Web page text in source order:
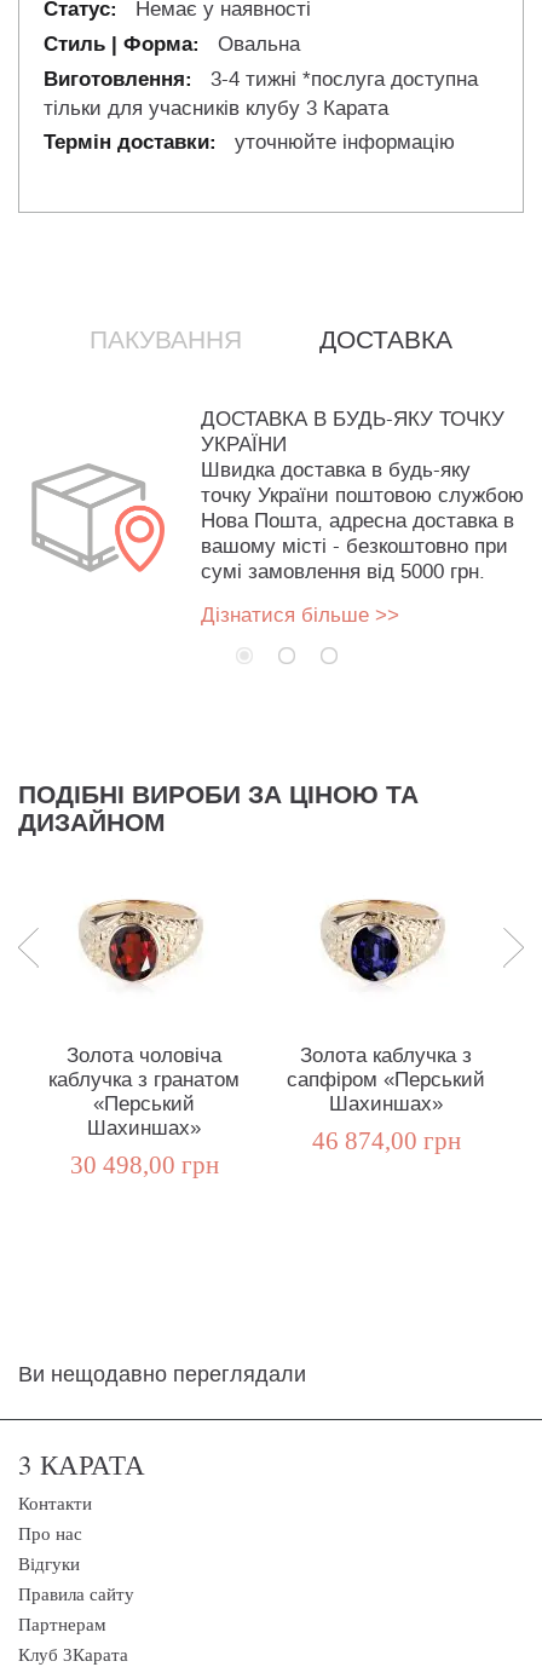
Немає у наявності
Овальна
3-4 тижні *послуга доступна
тільки для учасників клубу 3 Карата
уточнюйте інформацію
ПАКУВАННЯ ДОСТАВКА
ДОСТАВКА В БУДЬ-ЯКУ ТОЧКУ
УКРАЇНИ
Швидка доставка в будь-яку
точку України поштовою службою
Нова Пошта, адресна доставка в
вашому місті - безкоштовно при
сумі замовлення від 5000 грн.
Дізнатися більше >>
ПОДІБНІ ВИРОБИ ЗА ЦІНОЮ ТА
ДИЗАЙНОМ
Золота чоловіча
каблучка з гранатом
«Перський
Шахиншах»
30 498,00 грн
Золота каблучка з
сапфіром «Перський
Шахиншах»
46 874,00 грн
Ви нещодавно переглядали
3 КАРАТА
Контакти
Про нас
Відгуки
Правила сайту
Партнерам
Клуб 3Карата